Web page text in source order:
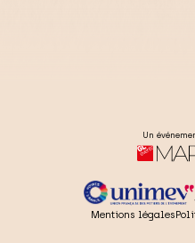
Un
Mentions légales